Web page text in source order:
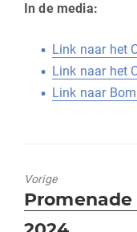
In de media:
Link naar het
Link naar het
Link naar
Vorige
Vorig